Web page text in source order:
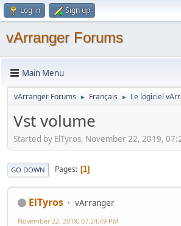
Log in Sign up
vArranger Forums
Main Menu
vArranger Forums ► Français ► Le logiciel
Vst volume
Started by ElTyros, November 22, 2019,
GO DOWN Pages 1
ElTyros vArranger
November 22, 2019, 07:24:49 PM